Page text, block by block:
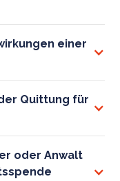
einer
Quittung für
oder Anwalt